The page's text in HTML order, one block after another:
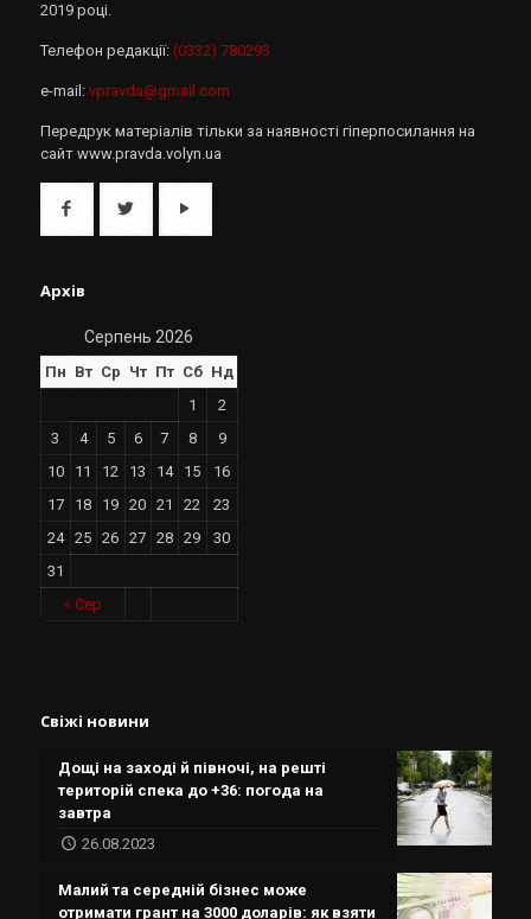
2019 році.
Телефон редакції: (0332) 780293
e-mail: vpravda@gmail.com
Передрук матеріалів тільки за наявності гіперпосилання на
сайт www.pravda.volyn.ua
Архів
Серпень 2026
Пн Вт Ср Чт Пт Сб Нд
« Сер
1
2
3
4 5 6 7 8
9
10
11 12 13 14 15
16
17
18 19 20 21 22
23
24
25 26 27 28 29
30
31
Свіжі новини
Дощі на заході й півночі, на решті
територій спека до +36: погода на
завтра
26.08.2023
Малий та середній бізнес може
отримати грант на 3000 доларів: як взяти